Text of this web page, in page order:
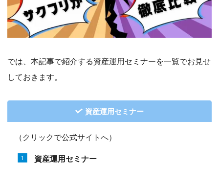
では、本記事で紹介する資産運用セミナーを一覧でお見せ
しておきます。
資産運用セミナー
（クリックで公式サイトへ）
資産運用セミナー